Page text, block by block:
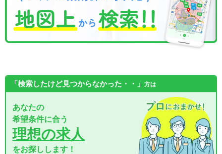
「検索したけど見つからなかった・・」 方は
あなたの
希望条件に合う
理想の求人
をお探しします！